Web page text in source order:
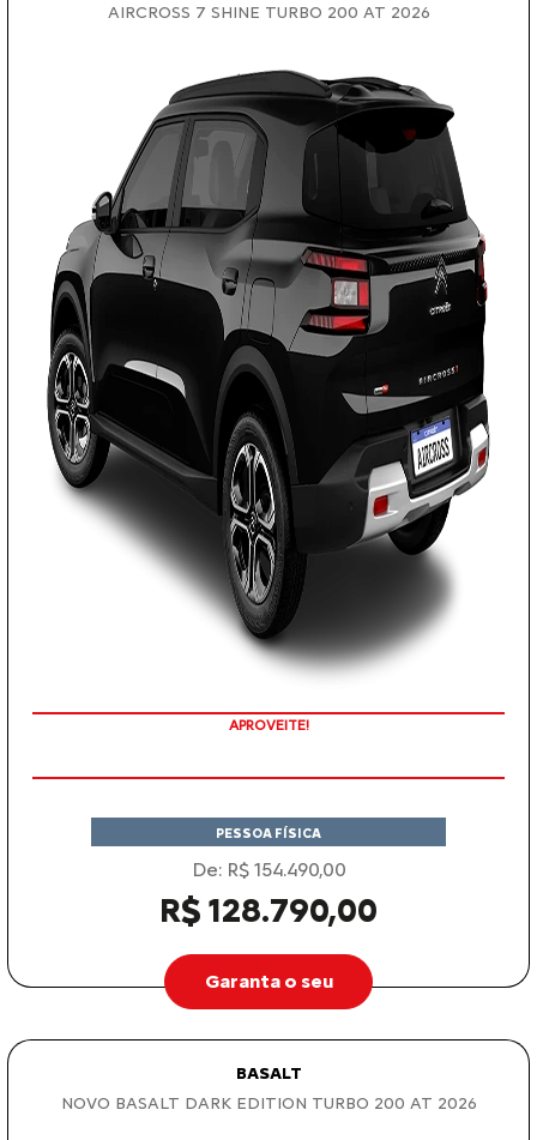
AIRCROSS 7 SHINE TURBO 200 AT 2026
APROVEITE!
PESSOA FÍSICA
De: R$ 154.490,00
R$ 128.790,00
Garanta o seu
BASALT
NOVO BASALT DARK EDITION TURBO 200 AT 2026